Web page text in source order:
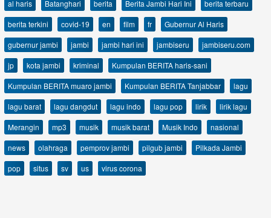
al haris Batanghari berita Berita Jambi Hari Ini
berita terbaru
berita terkini
covid-19 en film fr
Gubernur Al Haris
gubernur jambi
jambi jambi hari ini jambiseru
jambiseru.com
jp
kota jambi kriminal
Kumpulan BERITA haris-sani
Kumpulan BERITA muaro jambi
Kumpulan BERITA Tanjabbar
lagu
lagu barat
lagu dangdut lagu indo lagu pop lirik
lirik lagu
Merangin
mp3 musik musik barat Musik Indo
nasional
news
olahraga pemprov jambi pilgub jambi
Pilkada Jambi
pop
situs sv us virus corona